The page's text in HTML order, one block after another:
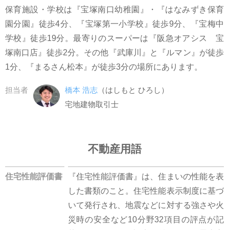
保育施設・学校は『宝塚南口幼稚園』・『はなみずき保育
園分園』徒歩4分、『宝塚第一小学校』徒歩9分、『宝梅中
学校』徒歩19分。最寄りのスーパーは『阪急オアシス 宝
塚南口店』徒歩2分。その他『武庫川』と『ルマン』が徒歩
1分、『まるさん松本』が徒歩3分の場所にあります。
担当者 橋本 浩志（はしもと ひろし）
宅地建物取引士
不動産用語
住宅性能評価書
『住宅性能評価書』は、住まいの性能を表
した書類のこと。住宅性能表示制度に基づ
いて発行され、地震などに対する強さや火
災時の安全など10分野32項目の評点が記